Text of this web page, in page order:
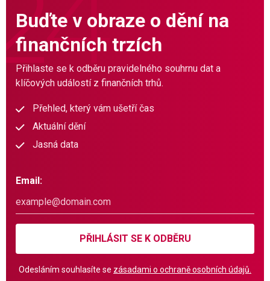
Buďte v obraze o dění na
finančních trzích
Přihlaste se k odběru pravidelného souhrnu dat a
klíčových událostí z finančních trhů.
Přehled, který vám ušetří čas
Aktuální dění
Jasná data
Email:
PŘIHLÁSIT SE K ODBĚRU
Odesláním souhlasíte se zásadami o ochraně osobních údajů.